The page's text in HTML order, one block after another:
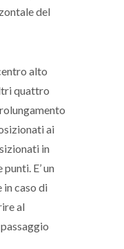
del
alto
quattro
ai
in
E’ un
caso di
al